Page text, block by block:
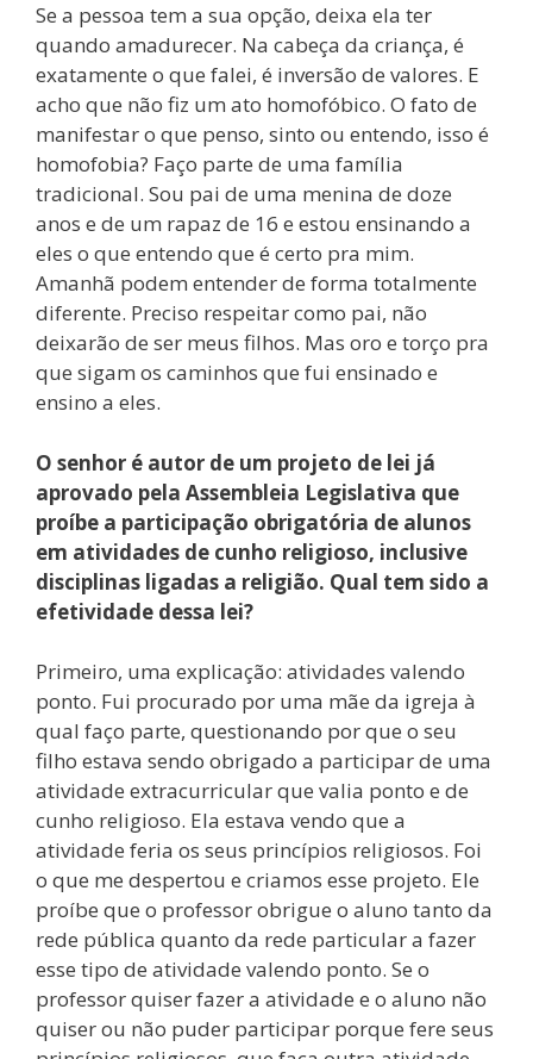
Se a pessoa tem a sua opção, deixa ela ter
quando amadurecer. Na cabeça da criança, é
exatamente o que falei, é inversão de valores. E
acho que não fiz um ato homofóbico. O fato de
manifestar o que penso, sinto ou entendo, isso é
homofobia? Faço parte de uma família
tradicional. Sou pai de uma menina de doze
anos e de um rapaz de 16 e estou ensinando a
eles o que entendo que é certo pra mim.
Amanhã podem entender de forma totalmente
diferente. Preciso respeitar como pai, não
deixarão de ser meus filhos. Mas oro e torço pra
que sigam os caminhos que fui ensinado e
ensino a eles.
O senhor é autor de um projeto de lei já
aprovado pela Assembleia Legislativa que
proíbe a participação obrigatória de alunos
em atividades de cunho religioso, inclusive
disciplinas ligadas a religião. Qual tem sido a
efetividade dessa lei?
Primeiro, uma explicação: atividades valendo
ponto. Fui procurado por uma mãe da igreja à
qual faço parte, questionando por que o seu
filho estava sendo obrigado a participar de uma
atividade extracurricular que valia ponto e de
cunho religioso. Ela estava vendo que a
atividade feria os seus princípios religiosos. Foi
o que me despertou e criamos esse projeto. Ele
proíbe que o professor obrigue o aluno tanto da
rede pública quanto da rede particular a fazer
esse tipo de atividade valendo ponto. Se o
professor quiser fazer a atividade e o aluno não
quiser ou não puder participar porque fere seus